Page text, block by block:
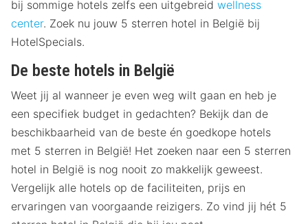
bij sommige hotels zelfs een uitgebreid wellness
center. Zoek nu jouw 5 sterren hotel in België bij
HotelSpecials.
De beste hotels in België
Weet jij al wanneer je even weg wilt gaan en heb je
een specifiek budget in gedachten? Bekijk dan de
beschikbaarheid van de beste én goedkope hotels
met 5 sterren in België! Het zoeken naar een 5 sterren
hotel in België is nog nooit zo makkelijk geweest.
Vergelijk alle hotels op de faciliteiten, prijs en
ervaringen van voorgaande reizigers. Zo vind jij hét 5